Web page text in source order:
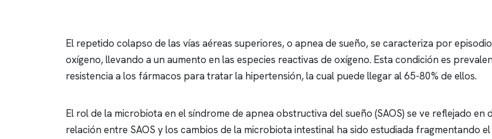
El repetido colapso de las vías aéreas superiores, o apneade sueño, se caracteriza por
oxígeno, llevando a un aumento en las especies reactivas de oxígeno. Esta condición es
resistencia a los fármacos para tratar la hipertensión, la cual puede llegar al 65-80% de ellos.
El rol de la microbiota en el síndrome de apnea obstructivadel sueño (SAOS) se ve reflejado
relación entre SAOS y los cambios de la microbiota intestinal ha sido estudiada fragmentando